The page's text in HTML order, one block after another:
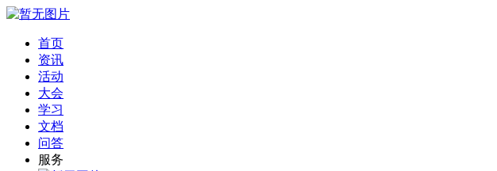
首页
资讯
活动
大会
学习
文档
问答
服务